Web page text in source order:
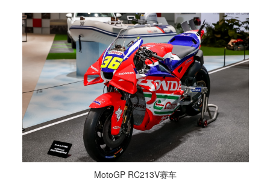
MotoGP RC213V赛车